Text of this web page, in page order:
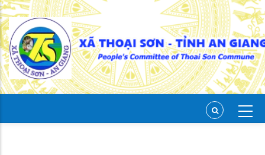
Skip
to
main
content